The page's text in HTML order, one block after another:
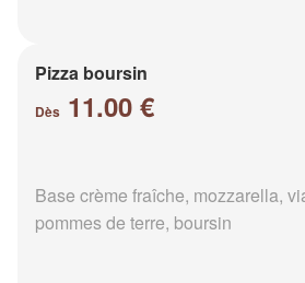
Pizza boursin
Dès 11.00 €
Base crème fraîche, mozzarella,
pommes de terre, boursin